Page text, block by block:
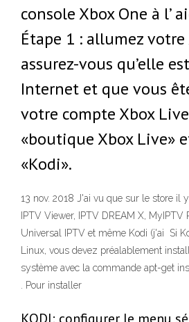
console Xbox One à l’
Étape 1 : allumez
assurez-vous qu’elle
Internet et que vous
votre compte Xbox
«boutique Xbox Live»
«Kodi».
13 nov. 2018 J'ai vu que sur le store il
IPTV Viewer, IPTV DREAM X, MyIPTV
Universal IPTV et même Kodi (j'ai Si
Linux, vous devez préalablement
système avec la commande apt-get
. Pour installer